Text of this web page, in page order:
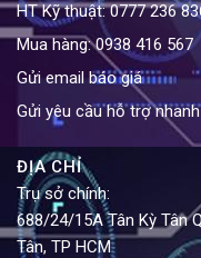
HT Kỹ thuật:0777 236
Mua hàng:0938 416 567
Gửi email báo giá
Gửi yêu cầu hỗ trợ nhanh
ĐỊA CHỈ
Trụ sở chính:
688/24/15A Tân Kỳ Tân
Tân, TP HCM